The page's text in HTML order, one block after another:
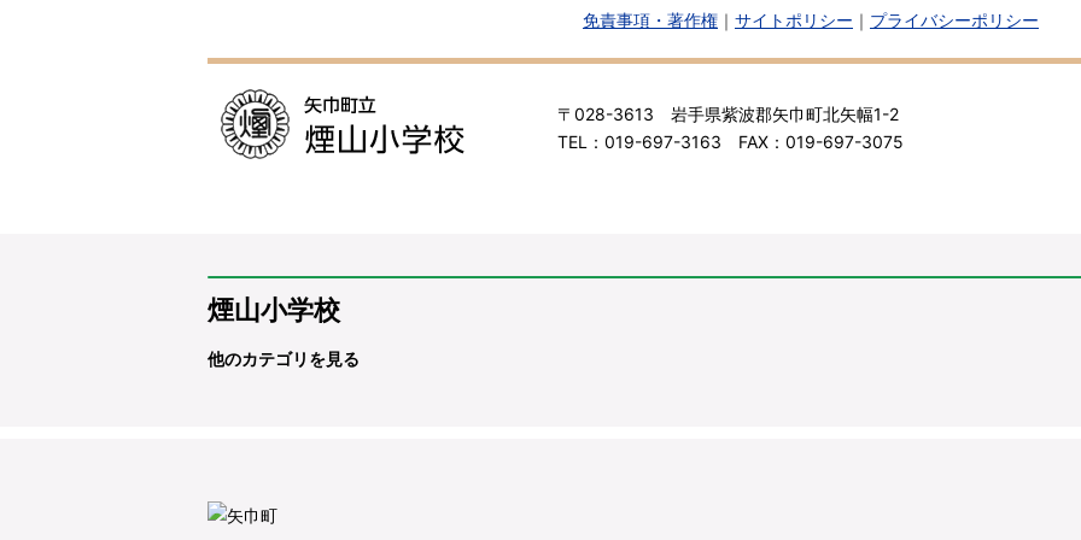
免責事項・著作権 ｜ サイトポリシー ｜ プライバシーポリシー
〒028-3613 岩手県紫波郡矢巾町北矢幅1-2
TEL：019-697-3163 FAX：019-697-3075
煙山小学校
他のカテゴリを見る